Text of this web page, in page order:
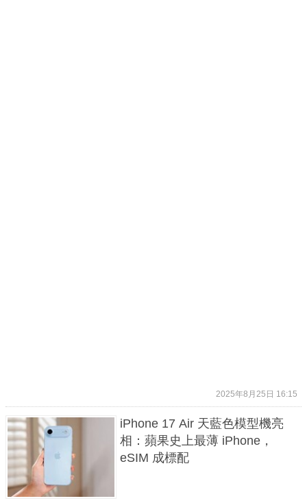
2025年8月25日 16:15
iPhone 17 Air 天藍色模型機亮
相：蘋果史上最薄 iPhone，
eSIM 成標配